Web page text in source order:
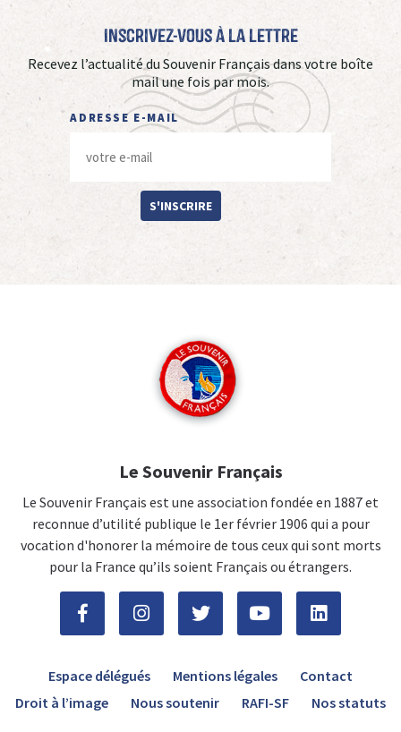
Inscrivez-vous à La Lettre
Recevez l’actualité du Souvenir Français dans votre boîte
mail une fois par mois.
ADRESSE E-MAIL
S'INSCRIRE
Le Souvenir Français
Le Souvenir Français est une association fondée en 1887 et
reconnue d’utilité publique le 1er février 1906 qui a pour
vocation d'honorer la mémoire de tous ceux qui sont morts
pour la France qu’ils soient Français ou étrangers.
Espace délégués Mentions légales
Contact
Droit à l’image
Nous soutenir RAFI-SF Nos statuts